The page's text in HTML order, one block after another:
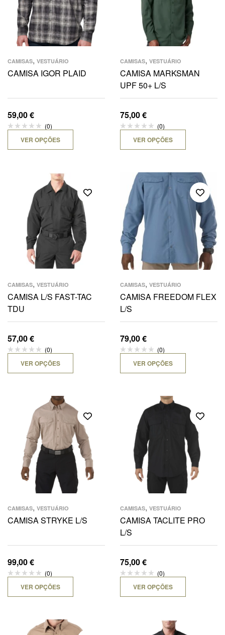
CAMISAS, VESTUÁRIO
CAMISA IGOR PLAID
59,00€
(0)
VER OPÇÕES
CAMISAS, VESTUÁRIO
CAMISA MARKSMAN
UPF 50+ L/S
75,00€
(0)
VER OPÇÕES
CAMISAS, VESTUÁRIO
CAMISA L/S FAST-TAC
TDU
57,00€
(0)
VER OPÇÕES
CAMISAS, VESTUÁRIO
CAMISA FREEDOM FLEX
L/S
79,00€
(0)
VER OPÇÕES
CAMISAS, VESTUÁRIO
CAMISA STRYKE L/S
99,00€
(0)
VER OPÇÕES
CAMISAS, VESTUÁRIO
CAMISA TACLITE PRO
L/S
75,00€
(0)
VER OPÇÕES